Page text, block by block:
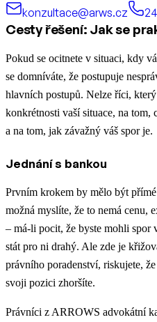
konzultace@arws.cz
Cesty řešení: Jak se
Pokud se ocitnete v situaci, kdy
se domníváte, že postupuje
hlavních postupů. Nelze říci,
konkrétnosti vaší situace, na tom,
a na tom, jak závažný váš spor je.
Jednání s bankou
Prvním krokem by mělo být
možná myslíte, že to nemá cenu,
– má-li pocit, že byste mohli spor
stát pro ni drahý. Ale zde je
právního poradenství, riskujete,
svoji pozici zhoršíte.
Právníci z ARROWS advokátní